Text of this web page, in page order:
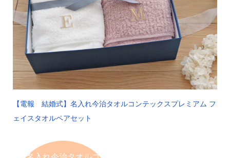
【電報 結婚式】名入れ今治タオルコンテックスプレミアム フ
ェイスタオルペアセット